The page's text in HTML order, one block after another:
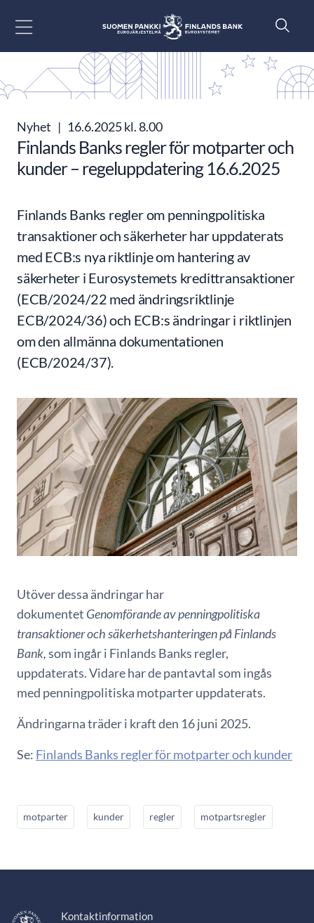
Nyhet | 16.6.2025 kl. 8.00
Finlands Banks regler för motparter och
kunder – regeluppdatering 16.6.2025
Finlands Banks regler om penningpolitiska
transaktioner och säkerheter har uppdaterats
med ECB:s nya riktlinje om hantering av
säkerheter i Eurosystemets kredittransaktioner
(ECB/2024/22 med ändringsriktlinje
ECB/2024/36) och ECB:s ändringar i riktlinjen
om den allmänna dokumentationen
(ECB/2024/37).
Utöver dessa ändringar har
dokumentet Genomförande av penningpolitiska
transaktioner och säkerhetshanteringen på Finlands
Bank,som ingår i Finlands Banks regler,
uppdaterats. Vidare har de pantavtal som ingås
med penningpolitiska motparter uppdaterats.
Ändringarna träder i kraft den 16 juni 2025.
Se: Finlands Banks regler för motparter och kunder
motparter kunder regler motpartsregler
Kontaktinformation